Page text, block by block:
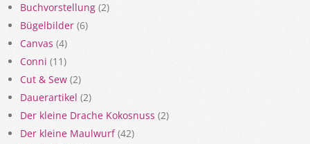
Buchvorstellung (2)
Bügelbilder (6)
Canvas (4)
Conni (11)
Cut & Sew (2)
Dauerartikel (2)
Der kleine Drache Kokosnuss (2)
Der kleine Maulwurf(42)